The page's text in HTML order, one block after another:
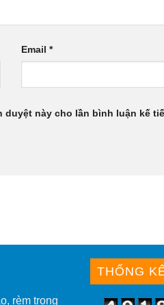
Email *
này cho lần bình luận kế
rèm trong
THỐNG